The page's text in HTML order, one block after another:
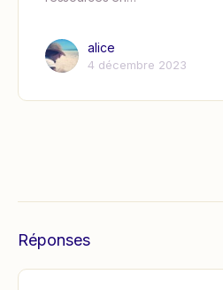
alice
4 décembre 2023
Réponses